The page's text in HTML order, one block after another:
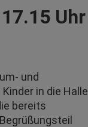
Uhr
und
in die Halle
bereits